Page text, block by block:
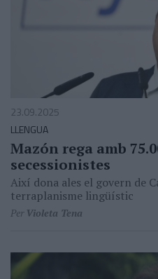
23.09.2025
LLENGUA
Mazón rega amb
secessionistes
Així dona ales el govern de
terraplanisme lingüístic
Per Violeta Tena